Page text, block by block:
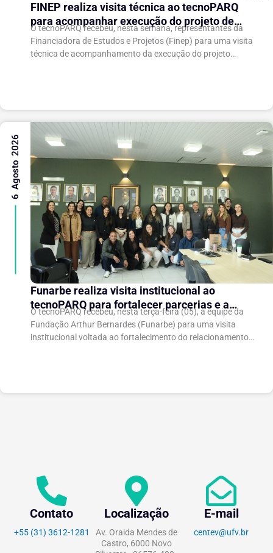
FINEP realiza visita técnica ao tecnoPARQ
para acompanhar execução do projeto de
expansão do Parque Tecnológico
O tecnoPARQ recebeu, nesta semana, representantes da
Financiadora de Estudos e Projetos (Finep) para uma visita
técnica de acompanhamento da execução do projeto
Funarbe realiza visita institucional ao
tecnoPARQ para fortalecer parcerias e a
gestão da inovação
O tecnoPARQ recebeu, nesta terça-feira (05), a equipe da
Fundação Arthur Bernardes (Funarbe) para uma visita
institucional voltada ao fortalecimento do relacionamento
6 Agosto 2026
Contato
+55 (31) 3612-1281
Localização
Av. Oraida Mendes de
Castro, 6000 Novo
E-mail
centev@ufv.br